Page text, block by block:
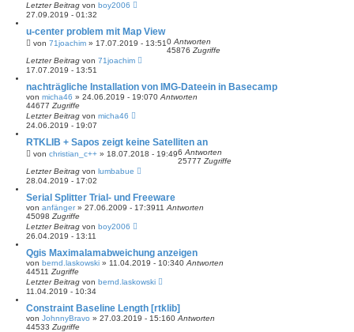
Letzter Beitrag von boy2006
27.09.2019 - 01:32
u-center problem mit Map View
von 71joachim » 17.07.2019 - 13:510 Antworten
45876 Zugriffe
Letzter Beitrag von 71joachim
17.07.2019 - 13:51
nachträgliche Installation von IMG-Dateein in Basecamp
von micha46 » 24.06.2019 - 19:070 Antworten
44677 Zugriffe
Letzter Beitrag von micha46
24.06.2019 - 19:07
RTKLIB + Sapos zeigt keine Satelliten an
von christian_c++ » 18.07.2018 - 19:496 Antworten
25777 Zugriffe
Letzter Beitrag von lumbabue
28.04.2019 - 17:02
Serial Splitter Trial- und Freeware
von anfänger» 27.06.2009 - 17:3911 Antworten
45098 Zugriffe
Letzter Beitrag von boy2006
26.04.2019 - 13:11
Qgis Maximalamabweichung anzeigen
von bernd.laskowski » 11.04.2019 - 10:340 Antworten
44511 Zugriffe
Letzter Beitrag von bernd.laskowski
11.04.2019 - 10:34
Constraint Baseline Length [rtklib]
von JohnnyBravo » 27.03.2019 - 15:160 Antworten
44533 Zugriffe